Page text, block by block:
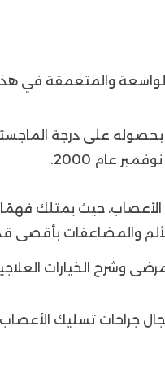
والمتعمقة في
عام 2000.
حيث يمتلك
والمضاعفات بأقصى
وشرح الخيارات
جراحات تسليك